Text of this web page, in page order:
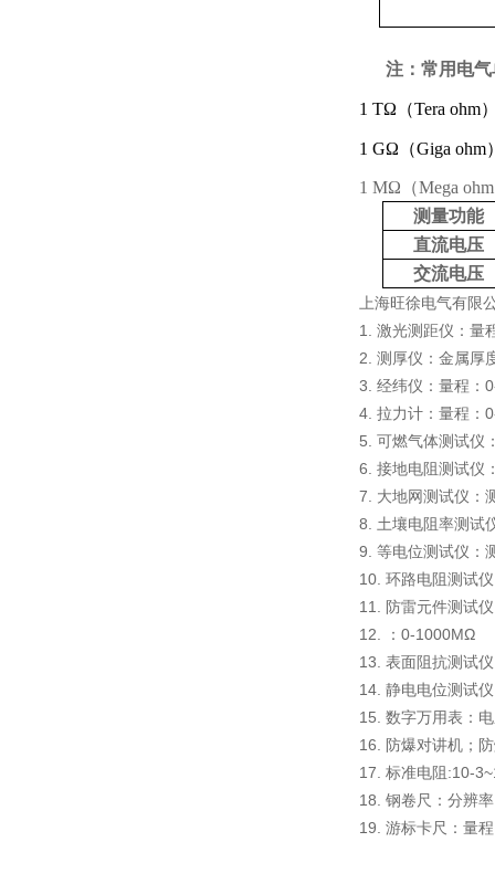
注：常用电
1 TΩ（Tera ohm
1 GΩ（Giga ohm
1 MΩ（Mega
测量功能
直流电压
交流电压
上海旺徐电气有限
1. 激光测距仪：量
2. 测厚仪：金属厚
3. 经纬仪：量程：
4. 拉力计：量程：
5. 可燃气体测试仪
6. 接地电阻测试仪
7. 大地网测试仪：
8. 土壤电阻率测试
9. 等电位测试仪：
10. 环路电阻测试
11. 防雷元件测试
12. ：0-1000MΩ
13. 表面阻抗测试
14. 静电电位测试
15. 数字万用表：
16. 防爆对讲机；
17. 标准电阻:10-
18. 钢卷尺：分辨
19. 游标卡尺：量